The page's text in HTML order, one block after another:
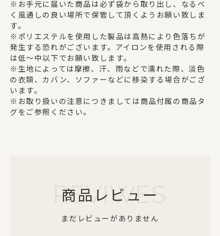
※お手元に届いた商品は必ず袋から取り出し、なるべ
く風通しの良い場所で保管して頂くようお願い致しま
す。
※ポリエステルを使用した製品は高熱により色落ちが
発生する恐れがございます。アイロンを使用される際
は低～中以下でお願い致します。
※生地によっては摩擦、汗、雨などで濡れた際、淡色
の衣類、カバン、ソファーなどに移染する場合がござ
います。
※お取り扱いの注意につきましては商品付属の商品タ
グをご参照ください。
REVIWES
商品レビュー
まだレビューがありません